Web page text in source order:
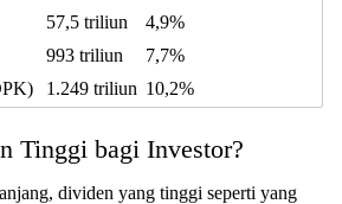
57,5 triliun
4,9%
993 triliun
7,7%
1.249 triliun 10,2%
Tinggi bagi Investor?
dividen yang tinggi seperti yang